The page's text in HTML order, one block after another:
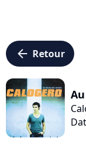
arrow_left Retour